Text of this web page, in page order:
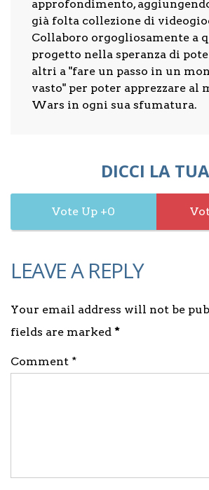
approfondimento,
già folta collezione di
Collaboro orgogliosamente a
progetto nella speranza di
altri a "fare un passo in un
vasto" per poter apprezzare al
Wars in ogni sua sfumatura.
DICCI LA
0
LEAVE A REPLY
Your email address will not be
fields are marked *
Comment *